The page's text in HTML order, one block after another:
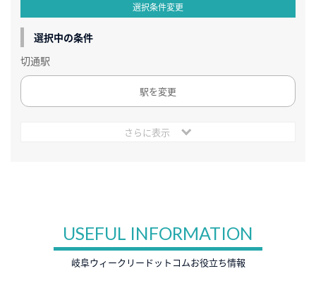
選択条件変更
選択中の条件
切通駅
駅を変更
さらに表示
USEFUL INFORMATION
岐阜ウィークリードットコムお役立ち情報